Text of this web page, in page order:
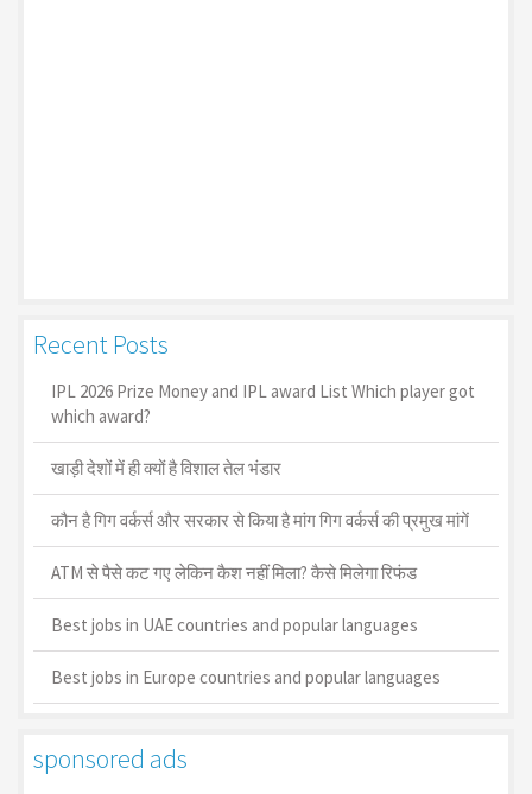
Recent Posts
IPL 2026 Prize Money and IPL award List Which player got
which award?
खाड़ी देशों में ही क्यों है व‍िशाल तेल भंडार
कौन है गिग वर्कर्स और सरकार से किया है मांग गिग वर्कर्स की प्रमुख मांगें
ATM से पैसे कट गए लेकिन कैश नहीं मिला? कैसे मिलेगा रिफंड
Best jobs in UAE countries and popular languages
Best jobs in Europe countries and popular languages
sponsored ads